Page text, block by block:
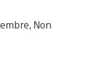
Non